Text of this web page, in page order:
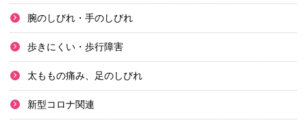
腕のしびれ・手のしびれ
歩きにくい・歩行障害
太ももの痛み、足のしびれ
新型コロナ関連